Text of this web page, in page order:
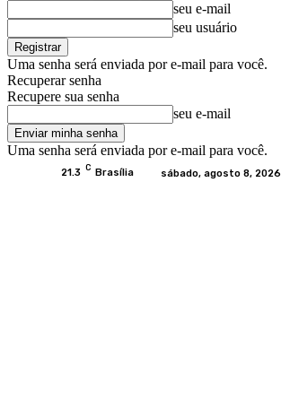
seu e-mail
seu usuário
Uma senha será enviada por e-mail para você.
Recuperar senha
Recupere sua senha
seu e-mail
Uma senha será enviada por e-mail para você.
21.3 C Brasília sábado, agosto 8, 2026